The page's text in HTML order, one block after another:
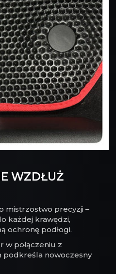
WZDŁUŻ
mistrzostwo precyzji –
każdej krawędzi,
ochronę podłogi.
w połączeniu z
podkreśla nowoczesny